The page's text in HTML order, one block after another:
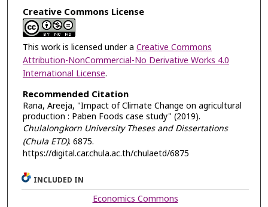
Creative Commons License
This work is licensed under a Creative Commons
Attribution-NonCommercial-No Derivative Works 4.0
International License.
Recommended Citation
Rana, Areeja, "Impact of Climate Change on agricultural
production : Paben Foods case study" (2019).
Chulalongkorn University Theses and Dissertations
(Chula ETD). 6875.
https://digital.car.chula.ac.th/chulaetd/6875
INCLUDED IN
Economics Commons